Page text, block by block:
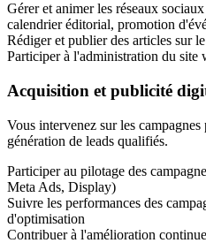
Gérer et animer les réseaux
calendrier éditorial, promotion
Rédiger et publier des articles sur
Participer à l'administration du site
Acquisition et publicité
Vous intervenez sur les
génération de leads qualifiés.
Participer au pilotage des
Meta Ads, Display)
Suivre les performances des
d'optimisation
Contribuer à l'amélioration